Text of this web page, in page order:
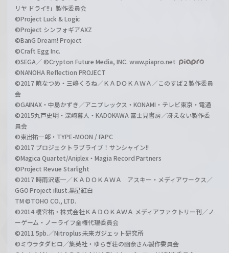
リヤ ドライ!!」製作委員会
©Project Luck & Logic
©Project シンフォギアAXZ
©BanG Dream! Project
©Craft Egg Inc.
©SEGA／ ©Crypton Future Media, INC. www.piapro.net
©NANOHA Reflection PROJECT
©2017 暁なつめ・三嶋くろね／ＫＡＤＯＫＡＷＡ／このすば２製作委員
会
©GAINAX・中島かずき／アニプレックス・KONAMI・テレビ東京・電通
©2015丸戸史明・深崎暮人・KADOKAWA 富士見書房／冴えない製作委
員会
©東出祐一郎・TYPE-MOON / FAPC
©2017 プロジェクトラブライブ！サンシャイン!!
©Magica Quartet/Aniplex・Magia Record Partners
©Project Revue Starlight
©2017 時雨沢恵一／ＫＡＤＯＫＡＷＡ アスキー・メディアワークス／
GGO Project illust.黒星紅白
TM ©TOHO CO., LTD.
©2014 榎宮祐・株式会社ＫＡＤＯＫＡＷＡ メディアファクトリー刊／ノ
ーゲーム・ノーライフ全権代理委員会
©2011 5pb.／Nitroplus 未来ガジェット研究所
©ミウラタダヒロ／集英社・ゆらぎ荘の幽奈さん製作委員会